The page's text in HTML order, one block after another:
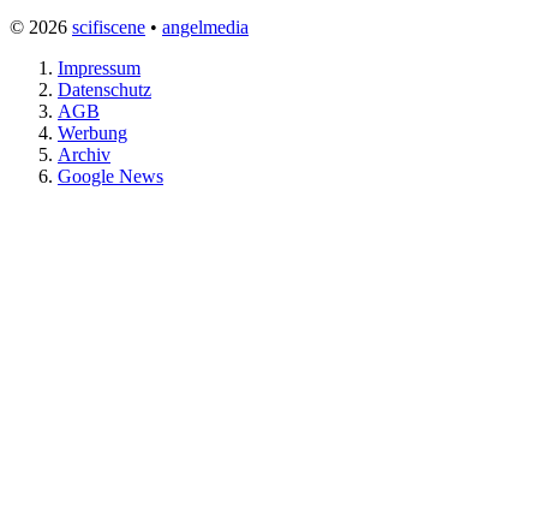
© 2026 scifiscene • angelmedia
Impressum
Datenschutz
AGB
Werbung
Archiv
Google News